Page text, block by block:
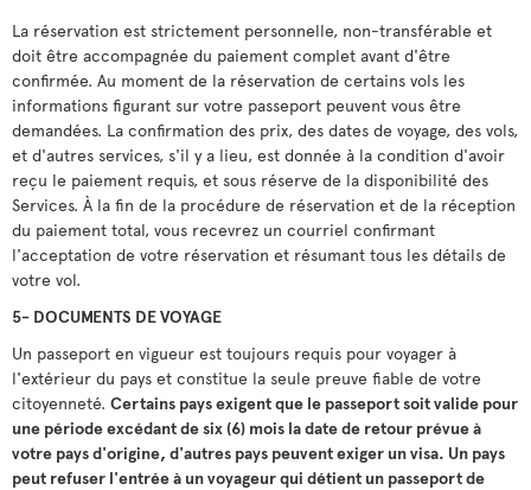
La réservation est strictement personnelle, non-transférable et
doit être accompagnée du paiement complet avant d'être
confirmée. Au moment de la réservation de certains vols les
informations figurant sur votre passeport peuvent vous être
demandées. La confirmation des prix, des dates de voyage, des vols,
et d'autres services, s'il y a lieu, est donnée à la condition d'avoir
reçu le paiement requis, et sous réserve de la disponibilité des
Services. À la fin de la procédure de réservation et de la réception
du paiement total, vous recevrez un courriel confirmant
l'acceptation de votre réservation et résumant tous les détails de
votre vol.
5- DOCUMENTS DE VOYAGE
Un passeport en vigueur est toujours requis pour voyager à
l'extérieur du pays et constitue la seule preuve fiable de votre
citoyenneté. Certains pays exigent que le passeport soit valide pour
une période excédant de six (6) mois la date de retour prévue à
votre pays d'origine, d'autres pays peuvent exiger un visa. Un pays
peut refuser l'entrée à un voyageur qui détient un passeport de